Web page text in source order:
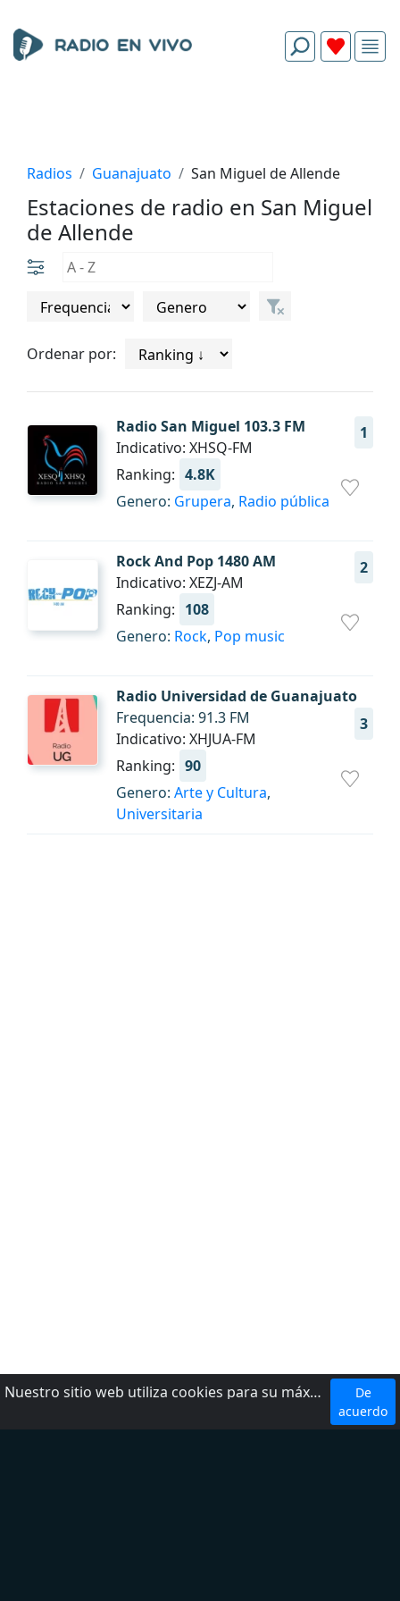
Radios Guanajuato San Miguel de Allende
Estaciones de radio en San Miguel
de Allende
Ordenar por:
Radio San Miguel 103.3 FM 1
Indicativo: XHSQ-FM
Ranking: 4.8K
Genero: Grupera, Radio pública
Rock And Pop 1480 AM 2
Indicativo: XEZJ-AM
Ranking: 108
Genero: Rock, Pop music
Radio Universidad de Guanajuato
3
Frequencia: 91.3 FM
Indicativo: XHJUA-FM
Ranking: 90
Genero: Arte y Cultura,
Universitaria
Nuestro sitio web utiliza cookies para su máxima comodidad. Al utilizar el sitio web, usted acepta el uso de cookies.
De
acuerdo